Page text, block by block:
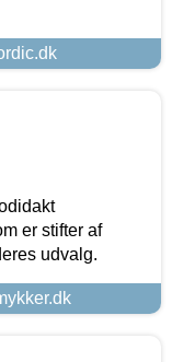
er stifter af
udvalg.